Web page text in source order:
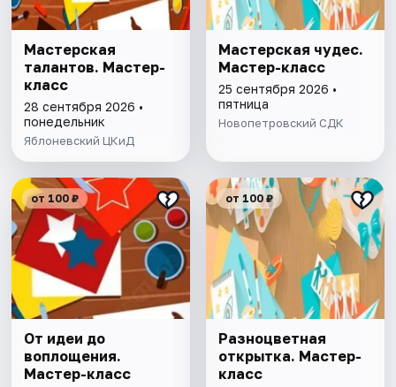
Мастерская
талантов. Мастер-
класс
28 сентября 2026 •
понедельник
Яблоневский ЦКиД
Мастерская чудес.
Мастер-класс
25 сентября 2026 •
пятница
Новопетровский СДК
от 100 ₽
От идеи до
воплощения.
Мастер-класс
от 100 ₽
Разноцветная
открытка. Мастер-
класс